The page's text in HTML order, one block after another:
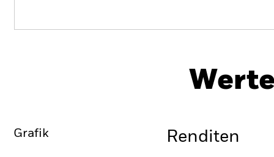
Grafik Renditen